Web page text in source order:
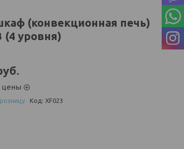
(конвекционная печь)
(4 уровня)
цены
Код: XF023